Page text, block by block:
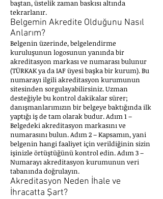
baştan, üstelik zaman baskısı altında
tekrarlanır.
Belgemin Akredite Olduğunu Nasıl
Anlarım?
Belgenin üzerinde, belgelendirme
kuruluşunun logosunun yanında bir
akreditasyon markası ve numarası bulunur
(TÜRKAK ya da IAF üyesi başka bir kurum). Bu
numarayı ilgili akreditasyon kurumunun
sitesinden sorgulayabilirsiniz. Uzman
desteğiyle bu kontrol dakikalar sürer;
danışmanlarımızın bir belgeye baktığında ilk
yaptığı iş de tam olarak budur. Adım 1 –
Belgedeki akreditasyon markasını ve
numarasını bulun. Adım 2 – Kapsamın, yani
belgenin hangi faaliyet için verildiğinin sizin
işinizle örtüştüğünü kontrol edin. Adım 3 –
Numarayı akreditasyon kurumunun veri
tabanında doğrulayın.
Akreditasyon Neden İhale ve
İhracatta Şart?